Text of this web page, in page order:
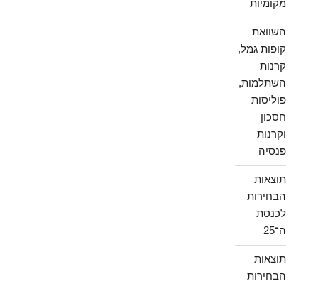
מקומיות
השוואת
קופות גמל,
קרנות
השתלמות,
פוליסות
חסכון
וקרנות
פנסיה
תוצאות
הבחירות
לכנסת
ה־25
תוצאות
הבחירות